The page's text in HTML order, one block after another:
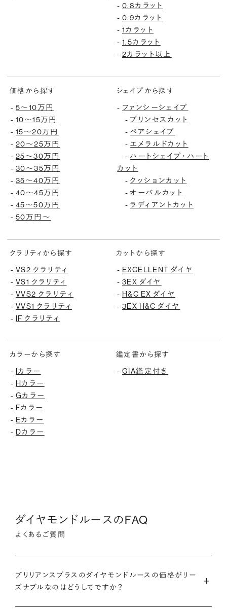
- 0.8カラット
- 0.9カラット
- 1カラット
- 1.5カラット
- 2カラット以上
価格から探す
- 5〜10万円
- 10〜15万円
- 15〜20万円
- 20〜25万円
- 25〜30万円
- 30〜35万円
- 35〜40万円
- 40〜45万円
- 45〜50万円
- 50万円〜
シェイプから探す
- ファンシーシェイプ
- プリンセスカット
- ペアシェイプ
- エメラルドカット
- ハートシェイプ・ハート
カット
- クッションカット
-オーバルカット
- ラディアントカット
クラリティから探す
- VS2 クラリティ
- VS1 クラリティ
- VVS2 クラリティ
- VVS1 クラリティ
- IF クラリティ
カットから探す
- EXCELLENT ダイヤ
- 3EX ダイヤ
- H&C EX ダイヤ
- 3EX H&C ダイヤ
カラーから探す
- Iカラー
- Hカラー
- Gカラー
- Fカラー
- Eカラー
- Dカラー
鑑定書から探す
- GIA鑑定付き
ダイヤモンドルースのFAQ
よくあるご質問
ブリリアンスプラスのダイヤモンドルースの価格がリー
ズナブルなのはどうしてですか？